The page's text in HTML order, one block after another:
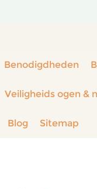
Benodigdheden
Veiligheids ogen &
Blog Sitemap